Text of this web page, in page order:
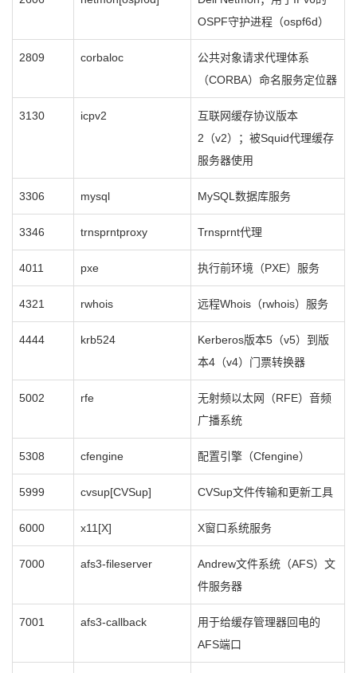
OSPF守护进程（ospf6d）
2809 corbaloc
公共对象请求代理体系
（CORBA）命名服务定位器
3130 icpv2
互联网缓存协议版本
2（v2）；被Squid代理缓存
服务器使用
3306 mysql MySQL数据库服务
3346 trnsprntproxy Trnsprnt代理
4011 pxe 执行前环境（PXE）服务
4321 rwhois 远程Whois（rwhois）服务
4444 krb524
Kerberos版本5（v5）到版
本4（v4）门票转换器
5002 rfe
无射频以太网（RFE）音频
广播系统
5308 cfengine 配置引擎（Cfengine）
5999 cvsup[CVSup] CVSup文件传输和更新工具
6000 x11[X] X窗口系统服务
7000 afs3-fileserver
Andrew文件系统（AFS）文
件服务器
7001 afs3-callback
用于给缓存管理器回电的
AFS端口